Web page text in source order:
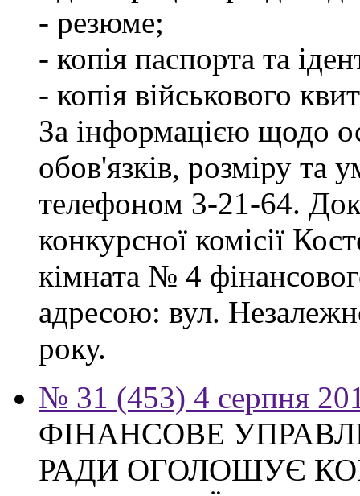
- резюме;
- копія паспорта та
- копія військового
За інформацією щодо
обов'язків, розміру та
телефоном 3-21-64.
конкурсної комісії
кімната № 4
адресою: вул.
року.
№ 31 (453) 4 серпня
ФІНАНСОВЕ
РАДИ ОГОЛОШУЄ